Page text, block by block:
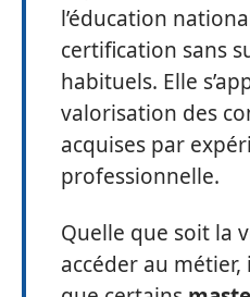
l’éducation
certification sans
habituels. Elle
valorisation des
acquises par
professionnelle.
Quelle que soit la
accéder au